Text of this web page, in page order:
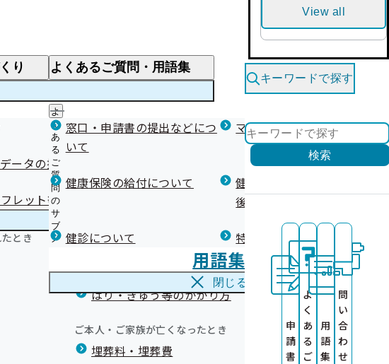
View all
き 医療費が高額になりそう・なったとき
限度額適用認定・高額療養費・高額介護合算
医療費の全額を負担したとき
とき 海外で急な病気にかかり治療を受けたとき
はり・きゅう等のかかり方
ご本人・ご家族が亡くなったとき
埋葬料・埋葬費
り
健診を受けた後の健康づくり
ータの提供について 健康宣言（コラボヘルス）
レット等（広報） 健康づくりコラム
よくあるご質問・用語集
よ
く
あ
る
ご
質
問
の
サ
ブ
メ
窓口・申請書の提出などにつ
いて
マイナ保険証等関連について
健康保険の給付について
健康保険任意継続制度（退職
後の健康保険）について
健診について 特定保健指導について
用語集
閉じる
キーワードで探す
検索
申
請
書
よ
く
あ
る
ご
用
語
集
問
い
合
わ
せ